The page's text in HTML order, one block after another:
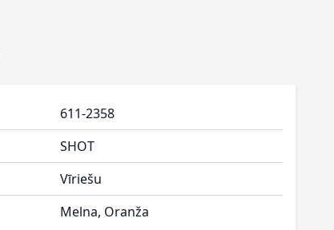
611-2358
SHOT
Vīriešu
Melna, Oranža